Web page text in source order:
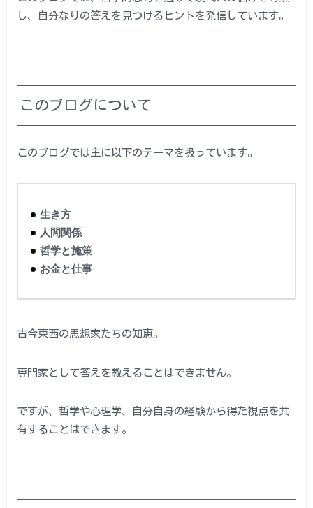
し、自分なりの答えを見つけるヒントを発信しています。
このブログについて
このブログでは主に以下のテーマを扱っています。
生き方
人間関係
哲学と施策
お金と仕事
古今東西の思想家たちの知恵。
専門家として答えを教えることはできません。
ですが、哲学や心理学、自分自身の経験から得た視点を共
有することはできます。